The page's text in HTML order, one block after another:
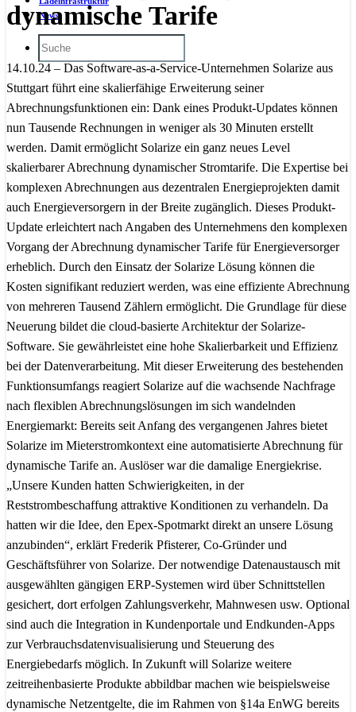
News
dynamische Tarife
14.10.24 – Das Software-as-a-Service-Unternehmen Solarize aus
Stuttgart führt eine skalierfähige Erweiterung seiner
Abrechnungsfunktionen ein: Dank eines Produkt-Updates können
nun Tausende Rechnungen in weniger als 30 Minuten erstellt
werden. Damit ermöglicht Solarize ein ganz neues Level
skalierbarer Abrechnung dynamischer Stromtarife. Die Expertise bei
komplexen Abrechnungen aus dezentralen Energieprojekten damit
auch Energieversorgern in der Breite zugänglich. Dieses Produkt-
Update erleichtert nach Angaben des Unternehmens den komplexen
Vorgang der Abrechnung dynamischer Tarife für Energieversorger
erheblich. Durch den Einsatz der Solarize Lösung können die
Kosten signifikant reduziert werden, was eine effiziente Abrechnung
von mehreren Tausend Zählern ermöglicht. Die Grundlage für diese
Neuerung bildet die cloud-basierte Architektur der Solarize-
Software. Sie gewährleistet eine hohe Skalierbarkeit und Effizienz
bei der Datenverarbeitung. Mit dieser Erweiterung des bestehenden
Funktionsumfangs reagiert Solarize auf die wachsende Nachfrage
nach flexiblen Abrechnungslösungen im sich wandelnden
Energiemarkt: Bereits seit Anfang des vergangenen Jahres bietet
Solarize im Mieterstromkontext eine automatisierte Abrechnung für
dynamische Tarife an. Auslöser war die damalige Energiekrise.
„Unsere Kunden hatten Schwierigkeiten, in der
Reststrombeschaffung attraktive Konditionen zu verhandeln. Da
hatten wir die Idee, den Epex-Spotmarkt direkt an unsere Lösung
anzubinden“, erklärt Frederik Pfisterer, Co-Gründer und
Geschäftsführer von Solarize. Der notwendige Datenaustausch mit
ausgewählten gängigen ERP-Systemen wird über Schnittstellen
gesichert, dort erfolgen Zahlungsverkehr, Mahnwesen usw. Optional
sind auch die Integration in Kundenportale und Endkunden-Apps
zur Verbrauchsdatenvisualisierung und Steuerung des
Energiebedarfs möglich. In Zukunft will Solarize weitere
zeitreihenbasierte Produkte abbildbar machen wie beispielsweise
dynamische Netzentgelte, die im Rahmen von §14a EnWG bereits